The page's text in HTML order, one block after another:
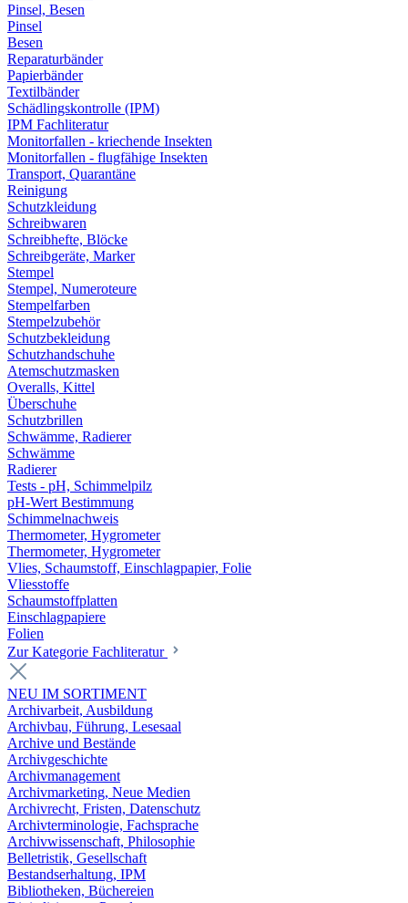
Pinsel, Besen
Pinsel
Besen
Reparaturbänder
Papierbänder
Textilbänder
Schädlingskontrolle (IPM)
IPM Fachliteratur
Monitorfallen - kriechende Insekten
Monitorfallen - flugfähige Insekten
Transport, Quarantäne
Reinigung
Schutzkleidung
Schreibwaren
Schreibhefte, Blöcke
Schreibgeräte, Marker
Stempel
Stempel, Numeroteure
Stempelfarben
Stempelzubehör
Schutzbekleidung
Schutzhandschuhe
Atemschutzmasken
Overalls, Kittel
Überschuhe
Schutzbrillen
Schwämme, Radierer
Schwämme
Radierer
Tests - pH, Schimmelpilz
pH-Wert Bestimmung
Schimmelnachweis
Thermometer, Hygrometer
Thermometer, Hygrometer
Vlies, Schaumstoff, Einschlagpapier, Folie
Vliesstoffe
Schaumstoffplatten
Einschlagpapiere
Folien
Zur Kategorie Fachliteratur
NEU IM SORTIMENT
Archivarbeit, Ausbildung
Archivbau, Führung, Lesesaal
Archive und Bestände
Archivgeschichte
Archivmanagement
Archivmarketing, Neue Medien
Archivrecht, Fristen, Datenschutz
Archivterminologie, Fachsprache
Archivwissenschaft, Philosophie
Belletristik, Gesellschaft
Bestandserhaltung, IPM
Bibliotheken, Büchereien